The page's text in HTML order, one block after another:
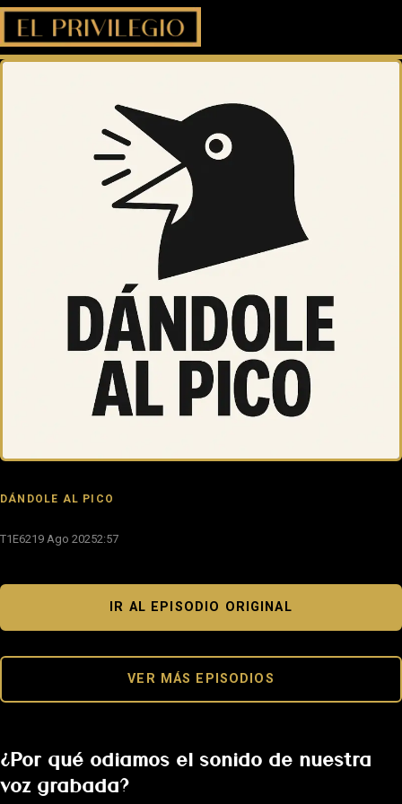
DÁNDOLE AL PICO
T1E6219 Ago 20252:57
IR AL EPISODIO ORIGINAL
VER MÁS EPISODIOS
¿Por qué odiamos el sonido de nuestra
voz grabada?